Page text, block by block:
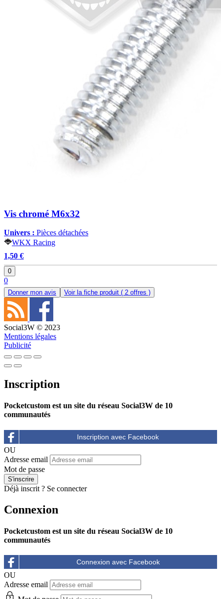
Vis chromé M6x32
Univers : Pièces détachées
WKX Racing
1,50 €
0
0
Donner mon avis Voir la fiche produit ( 2 offres )
Social3W © 2023
Mentions légales
Publicité
Inscription
Pocketcustom est un site du réseau Social3W de 10
communautés
OU
Adresse email
Mot de passe
Déjà inscrit ? Se connecter
Connexion
Pocketcustom est un site du réseau Social3W de 10
communautés
OU
Adresse email